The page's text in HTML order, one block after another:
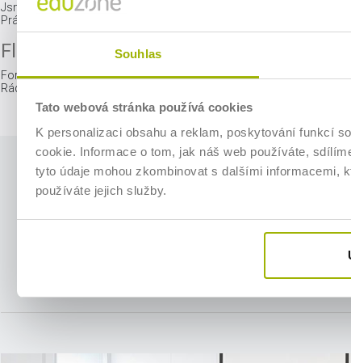
Souhlas
Tato webová stránka používá cookies
K personalizaci obsahu a reklam, poskytování funkcí
cookie. Informace o tom, jak náš web používáte,
tyto údaje mohou zkombinovat s dalšími informacemi,
používáte jejich služby.
Jsme připraveni vyjít maximálně vstříc Vašim potřebám.
Práce s lidmi nás baví!
Flexibilita
Formu vzdělávání přizpůsobíme Vašim potřebám (webináře,
Rádi Vám připravíme seminář podle Vašich požadavků. Přijedeme za
Město